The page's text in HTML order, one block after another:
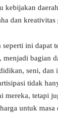
kebijakan
dan kreativitas
ini dapat
menjadi bagian
seni,
tidak
mereka, tetapi
untuk masa